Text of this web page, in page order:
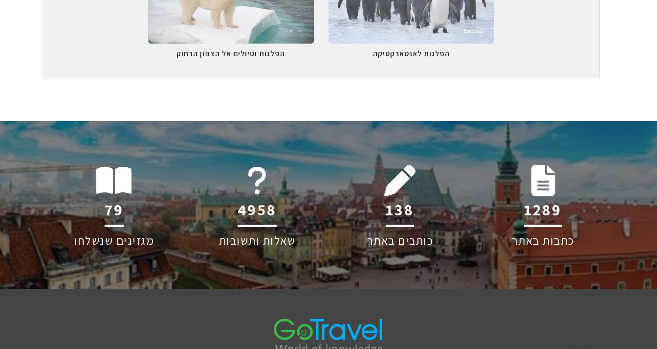
הפלגות לאנטארקטיקה הפלגות וטיולים אל הצפון הרחוק
123
מגזינים שנשלחו
6044
שאלות ותשובות
215
כותבים באתר
2004
כתבות באתר